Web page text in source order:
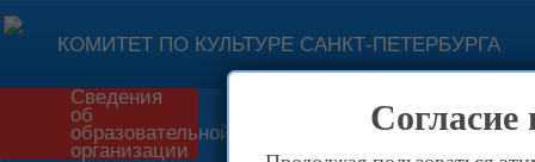
Согласие
КОМИТЕТ ПО КУЛЬТУРЕ САНКТ-ПЕТЕРБУРГА
Форма обратной связи
Сведения
об
образовательной
организации